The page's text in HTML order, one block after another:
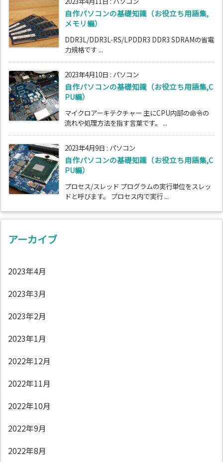
自作パソコンの基礎知識（お役立ち用語集,
メモリ編）
DDR3L/DDR3L-RS/LPDDR3 DDR3 SDRAMの省電
力規格です ...
2023年4月10日 : パソコン
自作パソコンの基礎知識（お役立ち用語集,C
PU編）
マイクロアーキテクチャー 主にCPU内部の命令の
流れや処理方法を指す言葉です。 ...
2023年4月9日 : パソコン
自作パソコンの基礎知識（お役立ち用語集,C
PU編）
プロセス/スレッド プログラムの実行単位をスレッ
ドと呼びます。 プロセス内で実行 ...
アーカイブ
2023年4月
2023年3月
2023年2月
2023年1月
2022年12月
2022年11月
2022年10月
2022年9月
2022年8月